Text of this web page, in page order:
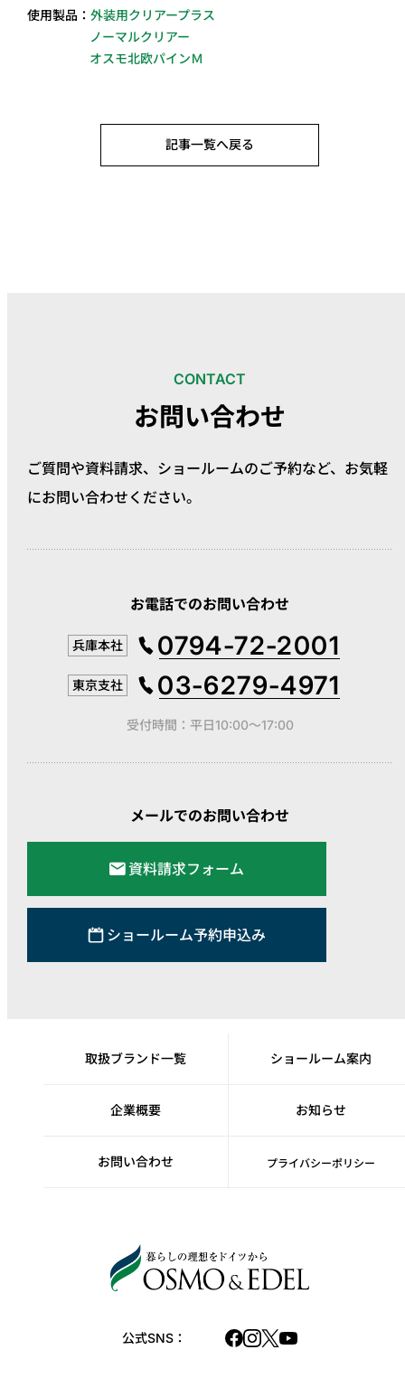
使用製品：外装用クリアープラス
ノーマルクリアー
オスモ北欧パインＭ
記事一覧へ戻る
CONTACT
お問い合わせ
ご質問や資料請求、ショールームのご予約など、 お気軽
にお問い合わせください。
お電話でのお問い合わせ
兵庫本社 0794-72-2001
東京支社 03-6279-4971
受付時間：平日10:00～17:00
メールでのお問い合わせ
資料請求フォーム
ショールーム予約申込み
公式SNS：
取扱ブランド一覧 ショールーム案内
企業概要 お知らせ
お問い合わせ プライバシーポリシー